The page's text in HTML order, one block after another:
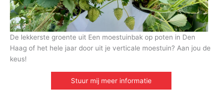
De lekkerste groente uit Een moestuinbak op poten in Den
Haag of het hele jaar door uit je verticale moestuin? Aan jou de
keus!
Stuur mij meer informatie